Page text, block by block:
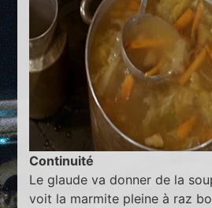
Continuité
Le glaude va donner de la
voit la marmite pleine à raz